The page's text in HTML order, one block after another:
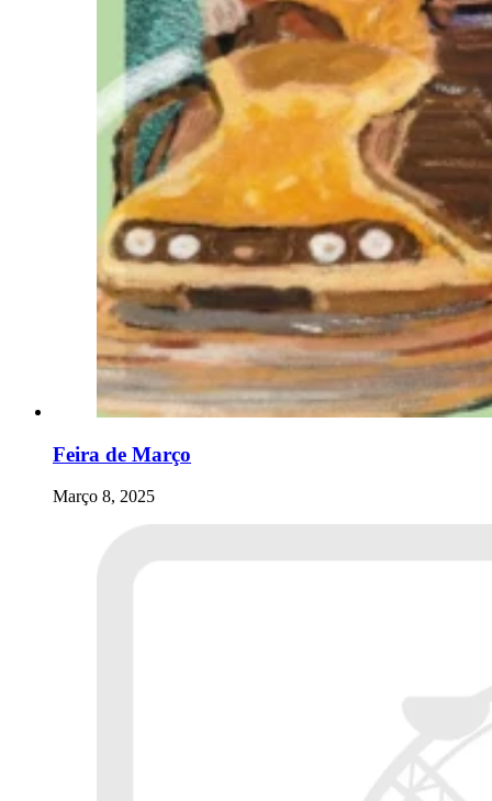
Feira de Março
Março 8, 2025